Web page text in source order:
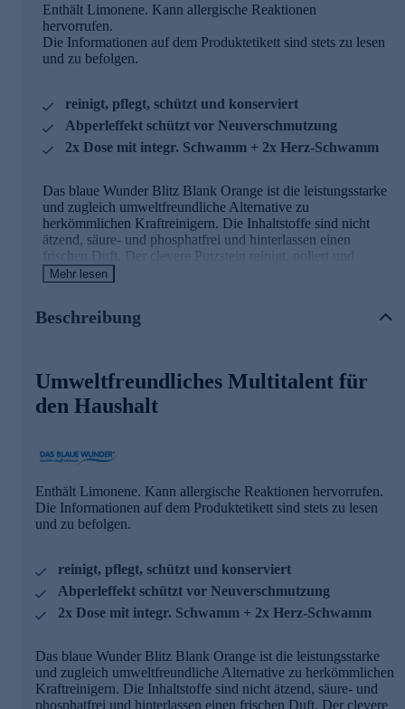
Enthält Limonene. Kann allergische Reaktionen
hervorrufen.
Die Informationen auf dem Produktetikett sind stets zu lesen
und zu befolgen.
reinigt, pflegt, schützt und konserviert
Abperleffekt schützt vor Neuverschmutzung
2x Dose mit integr. Schwamm + 2x Herz-Schwamm
Das blaue Wunder Blitz Blank Orange ist die leistungsstarke
und zugleich umweltfreundliche Alternative zu
herkömmlichen Kraftreinigern. Die Inhaltstoffe sind nicht
ätzend, säure- und phosphatfrei und hinterlassen einen
frischen Duft. Der clevere Putzstein reinigt, poliert und
konserviert in einem Arbeitsgang. Der Abperleffekt macht
zum Reinigen und Nachwischen. Sie sind perfekt auf Das
Die Vorteile des Putzsteins auf einen Blick
säure- und phosphatfrei
unbegrenzt haltbar
dermatologisch getestet
biologisch abbaubar
Viele Anwendungsmöglichkeiten im Haushalt
Das blaue Wunder Blitz Blank Orange ist ein Multitalent für
hartnäckige Verschmutzungen in Haushalt, Garten,
Kunststofffenster, Aluminium, Rollläden, Glaskeramik-
Kochfelder, Armaturen, Badewannen, Chrom, Fliesen,
Fugen, Spiegel, Toiletten, Waschbecken, Autohimmel,
Mehr lesen
Beschreibung
Umweltfreundliches Multitalent für
den Haushalt
Enthält Limonene. Kann allergische Reaktionen hervorrufen.
Die Informationen auf dem Produktetikett sind stets zu lesen
und zu befolgen.
reinigt, pflegt, schützt und konserviert
Abperleffekt schützt vor Neuverschmutzung
2x Dose mit integr. Schwamm + 2x Herz-Schwamm
Das blaue Wunder Blitz Blank Orange ist die leistungsstarke
und zugleich umweltfreundliche Alternative zu herkömmlichen
Kraftreinigern. Die Inhaltstoffe sind nicht ätzend, säure- und
phosphatfrei und hinterlassen einen frischen Duft. Der clevere